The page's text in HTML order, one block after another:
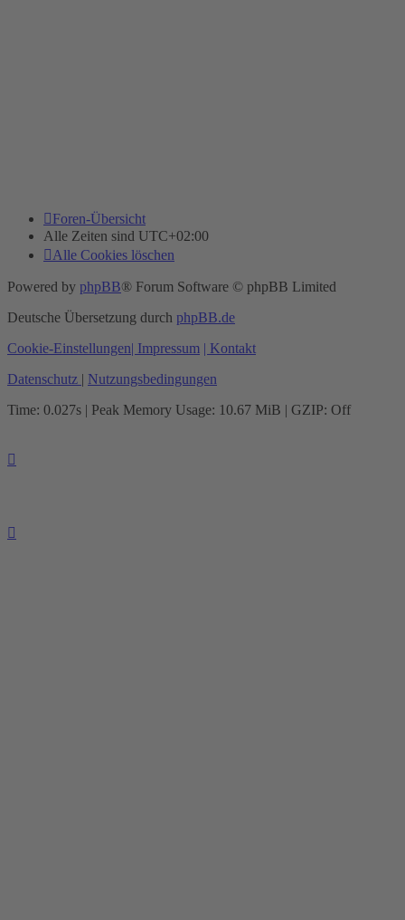
Foren-Übersicht
Alle Zeiten sind UTC+02:00
Alle Cookies löschen
Powered by phpBB® Forum Software © phpBB Limited
Deutsche Übersetzung durch phpBB.de
Cookie-Einstellungen| Impressum | Kontakt
Datenschutz | Nutzungsbedingungen
Time: 0.027s | Peak Memory Usage: 10.67 MiB | GZIP: Off